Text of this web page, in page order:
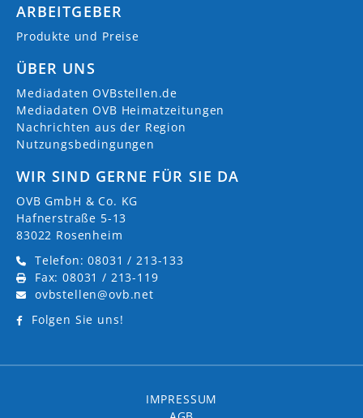
ARBEITGEBER
Produkte und Preise
ÜBER UNS
Mediadaten OVBstellen.de
Mediadaten OVB Heimatzeitungen
Nachrichten aus der Region
Nutzungsbedingungen
WIR SIND GERNE FÜR SIE DA
OVB GmbH & Co. KG
Hafnerstraße 5-13
83022 Rosenheim
Telefon: 08031 / 213-133
Fax: 08031 / 213-119
ovbstellen@ovb.net
Folgen Sie uns!
IMPRESSUM